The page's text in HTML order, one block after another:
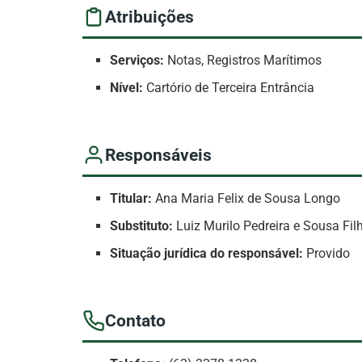
Atribuições
Serviços: Notas, Registros Marítimos
Nível: Cartório de Terceira Entrância
Responsáveis
Titular: Ana Maria Felix de Sousa Longo
Substituto: Luiz Murilo Pedreira e Sousa
Situação jurídica do responsável: Provido
Contato